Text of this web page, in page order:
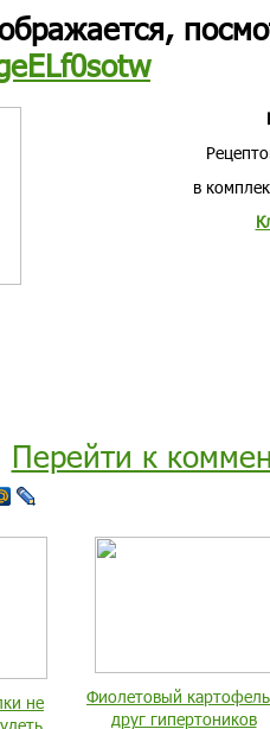
в
Перейти к
не
Фиолетовый
друг гипертоников